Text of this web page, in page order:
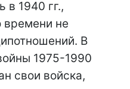
в 1940 гг.,
времени не
В
1975-1990
свои войска,